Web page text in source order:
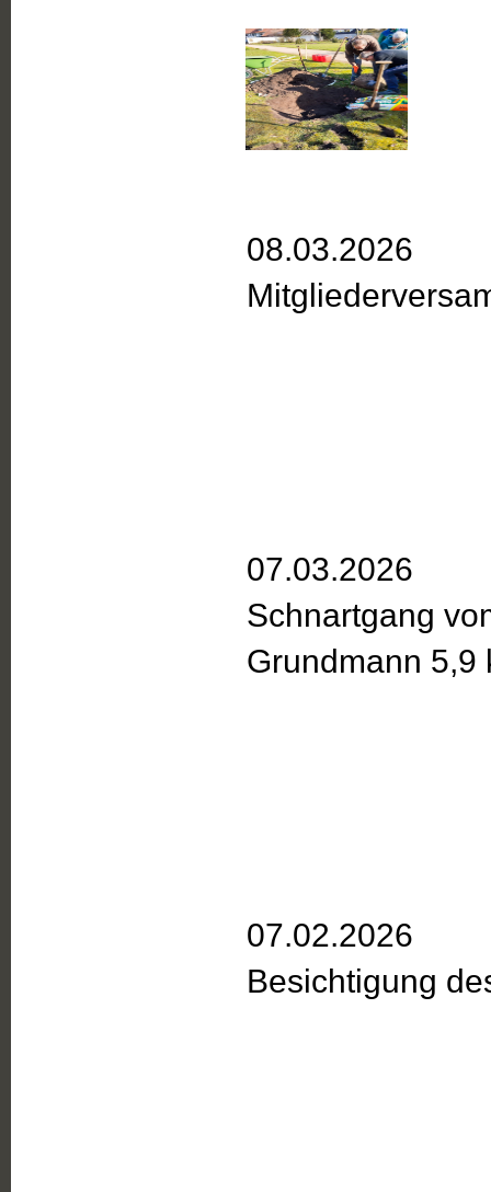
08.03.2026
07.03.2026
Schnartgang
Grundmann 5,9
07.02.2026
Besichtigung